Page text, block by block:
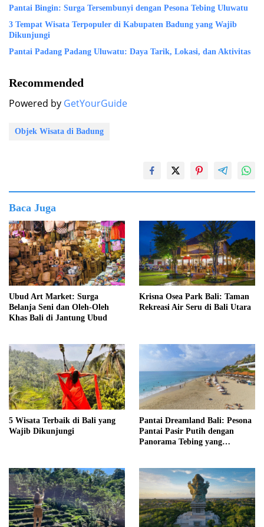
Pantai Bingin: Surga Tersembunyi dengan Pesona Tebing Uluwatu
3 Tempat Wisata Terpopuler di Kabupaten Badung yang Wajib
Dikunjungi
Pantai Padang Padang Uluwatu: Daya Tarik, Lokasi, dan Aktivitas
Recommended
Powered by GetYourGuide
Objek Wisata di Badung
Baca Juga
Ubud Art Market: Surga
Belanja Seni dan Oleh-Oleh
Khas Bali di Jantung Ubud
Krisna Osea Park Bali: Taman
Rekreasi Air Seru di Bali Utara
5 Wisata Terbaik di Bali yang
Wajib Dikunjungi
Pantai Dreamland Bali: Pesona
Pantai Pasir Putih dengan
Panorama Tebing yang